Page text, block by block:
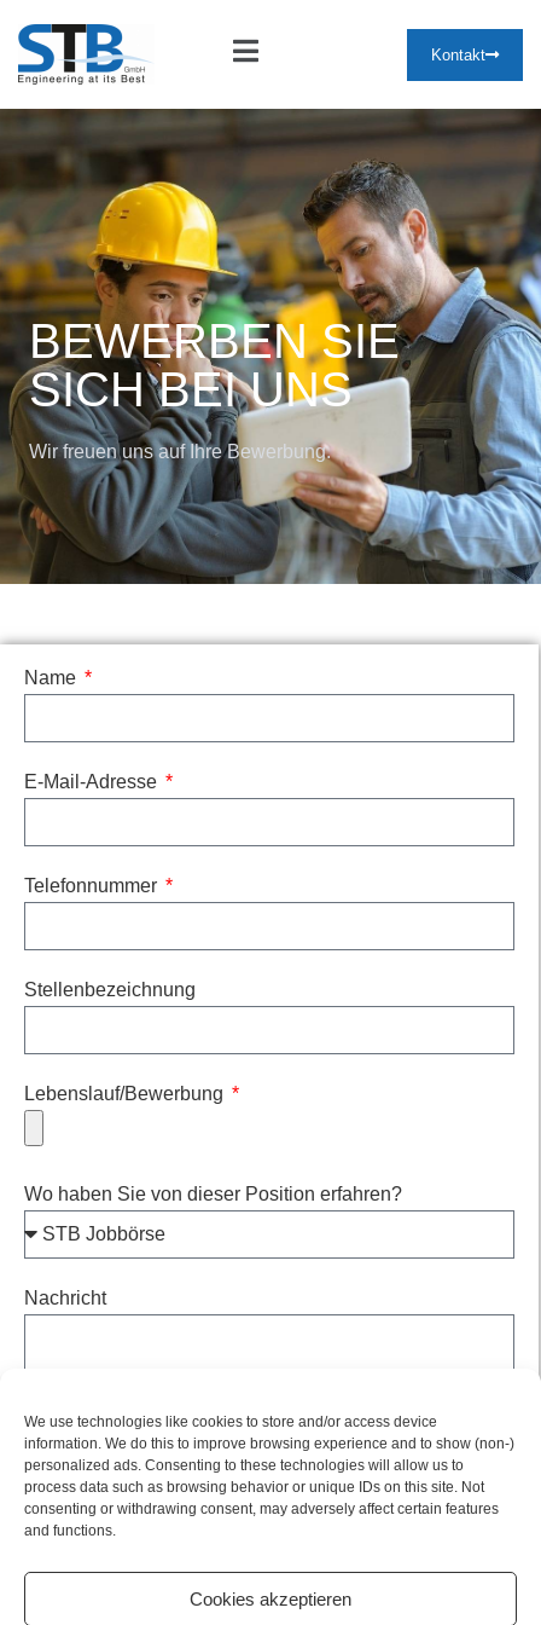
We use technologies like cookies to store and/or access device
information. We do this to improve browsing experience and to show (non-)
personalized ads. Consenting to these technologies will allow us to
process data such as browsing behavior or unique IDs on this site. Not
consenting or withdrawing consent, may adversely affect certain features
and functions.
Cookies akzeptieren
Kontakt
BEWERBEN SIE
SICH BEI UNS
Wir freuen uns auf Ihre Bewerbung.
Name
E-Mail-Adresse
Telefonnummer
Stellenbezeichnung
Lebenslauf/Bewerbung
Wo haben Sie von dieser Position erfahren?
Nachricht
Bewerbung abschicken